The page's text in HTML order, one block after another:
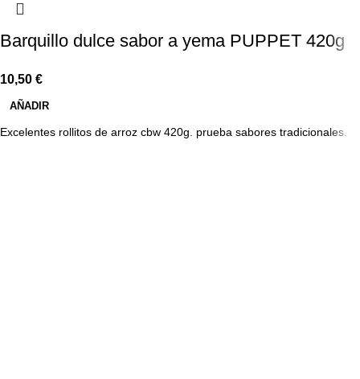
Barquillo dulce sabor a yema PUPPET 420g
10,50 €
AÑADIR
Excelentes rollitos de arroz cbw 420g. prueba sabores tradicionales.